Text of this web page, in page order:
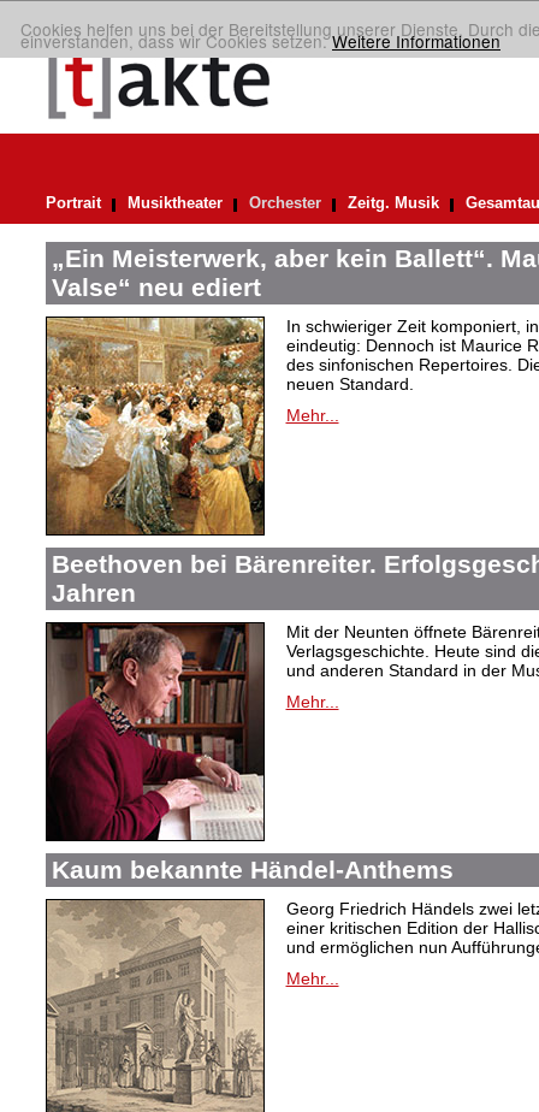
Cookies helfen uns bei der Bereitstellung unserer Dienste. Durch
einverstanden, dass wir Cookies setzen.Weitere Informationen
Portrait Musiktheater Orchester Zeitg. Musik
„Ein Meisterwerk, aber kein Ballett“.
Valse“ neu ediert
In schwieriger Zeit komponiert,
eindeutig: Dennoch ist Maurice
des sinfonischen Repertoires.
neuen Standard.
Mehr...
Beethoven bei Bärenreiter.
Jahren
Mit der Neunten öffnete
Verlagsgeschichte. Heute sind
und anderen Standard in der
Mehr...
Kaum bekannte Händel-Anthems
Georg Friedrich Händels zwei
einer kritischen Edition der
und ermöglichen nun
Mehr...